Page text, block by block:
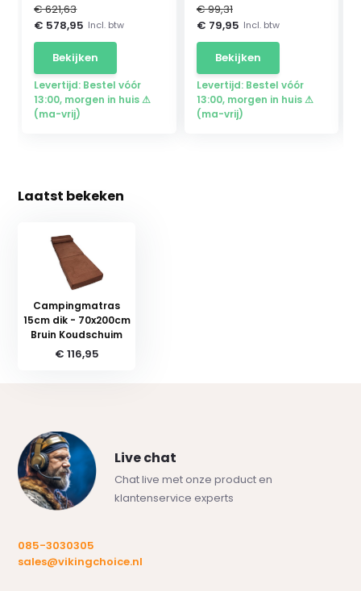
€ 621,63
€ 578,95 Incl. btw
Bekijken
Levertijd: Bestel vóór
13:00, morgen in huis ⚠
(ma-vrij)
€ 99,31
€ 79,95 Incl. btw
Bekijken
Levertijd: Bestel vóór
13:00, morgen in huis ⚠
(ma-vrij)
Laatst bekeken
Campingmatras
15cm dik - 70x200cm
Bruin Koudschuim
€ 116,95
Live chat
Chat live met onze product en
klantenservice experts
085-3030305
sales@vikingchoice.nl